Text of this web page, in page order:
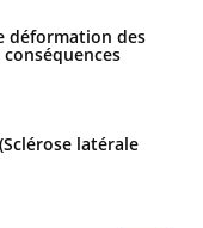
déformation des
latérale